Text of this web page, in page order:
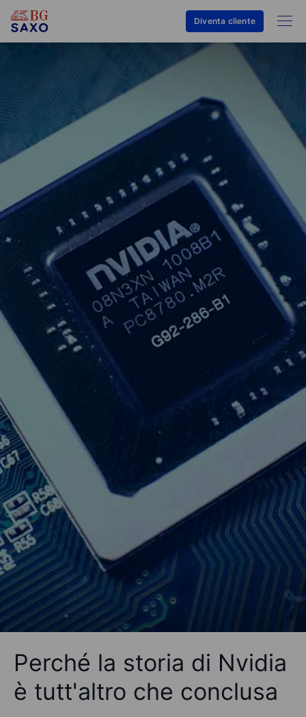
Diventa cliente
Perché la storia di Nvidia
è tutt'altro che conclusa